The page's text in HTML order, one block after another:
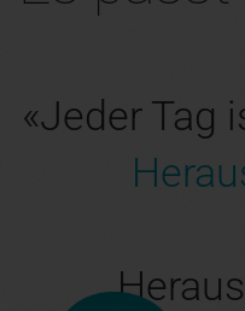
«Jeder